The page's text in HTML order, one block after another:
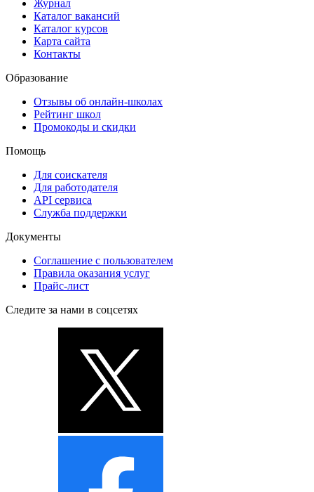
Журнал
Каталог вакансий
Каталог курсов
Карта сайта
Контакты
Образование
Отзывы об онлайн-школах
Рейтинг школ
Промокоды и скидки
Помощь
Для соискателя
Для работодателя
API сервиса
Служба поддержки
Документы
Соглашение с пользователем
Правила оказания услуг
Прайс-лист
Следите за нами в соцсетях